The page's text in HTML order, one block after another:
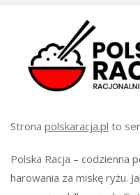
Strona polskaracja.pl to
Polska Racja – codzienna
harowania za miskę ryżu.